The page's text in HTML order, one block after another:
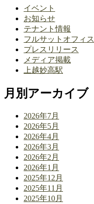
イベント
お知らせ
テナント情報
フルサットオフィス
プレスリリース
メディア掲載
上越妙高駅
月別アーカイブ
2026年7月
2026年5月
2026年4月
2026年3月
2026年2月
2026年1月
2025年12月
2025年11月
2025年10月